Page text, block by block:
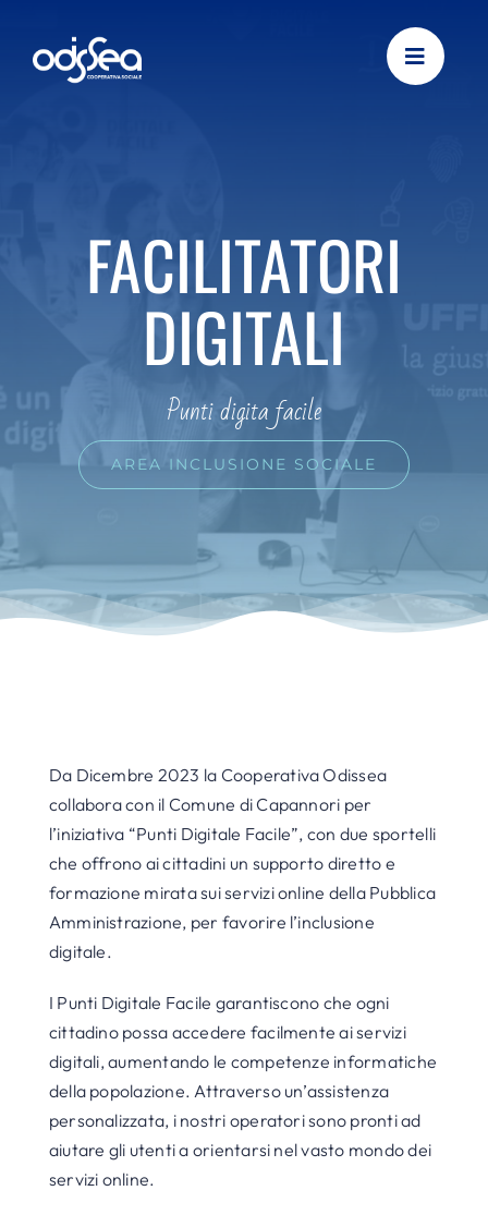
content
FACILITATORI
DIGITALI
Punti digita facile
AREA INCLUSIONE SOCIALE
Da Dicembre 2023 la Cooperativa Odissea
collabora con il Comune di Capannori per
l’iniziativa “Punti Digitale Facile”, con due sportelli
che offrono ai cittadini un supporto diretto e
formazione mirata sui servizi online della Pubblica
Amministrazione, per favorire l’inclusione
digitale.
I Punti Digitale Facile garantiscono che ogni
cittadino possa accedere facilmente ai servizi
digitali, aumentando le competenze informatiche
della popolazione. Attraverso un’assistenza
personalizzata, i nostri operatori sono pronti ad
aiutare gli utenti a orientarsi nel vasto mondo dei
servizi online.